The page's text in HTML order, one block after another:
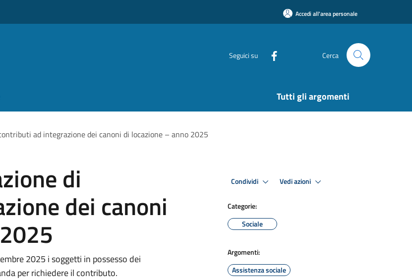
Accedi all'area personale
Seguici su Cerca
Tutti gli argomenti
ad integrazione dei canoni di locazione – anno 2025
di
dei canoni
2025 i soggetti in possesso dei
per richiedere il contributo.
Condividi Vedi azioni
Categorie:
Sociale
Argomenti:
Assistenza sociale